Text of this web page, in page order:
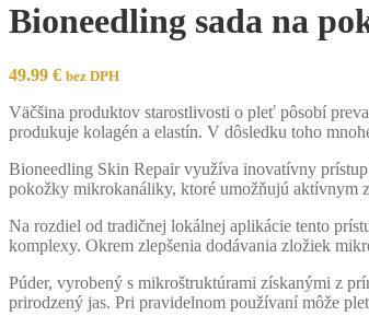
Bioneedling sada na
49.99 € bez DPH
Väčšina produktov starostlivosti o pleť pôsobí
produkuje kolagén a elastín. V dôsledku toho
Bioneedling Skin Repair využíva inovatívny
pokožky mikrokanáliky, ktoré umožňujú aktívnym
Na rozdiel od tradičnej lokálnej aplikácie tento
komplexy. Okrem zlepšenia dodávania zložiek
Púder, vyrobený s mikroštruktúrami získanými z
prirodzený jas. Pri pravidelnom používaní môže